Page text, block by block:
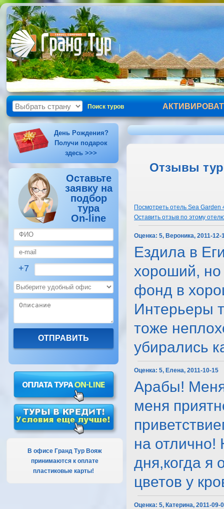
Поиск туров
День Рождения?
Получи подарок
здесь >>>
Оставьте
заявку на
подбор
тура
On-line
+7
В офисе Гранд Тур Вояж
принимаются к оплате
пластиковые карты!
Отзывы
Посмотреть отель Sea Garden
Оставить отзыв по этому
Оценка:5, Вероника, 2011-12-
Ездила в
хороший, но
фонд в
Интерьеры
тоже
убирались
Оценка:5, Елена, 2011-10-15
Арабы!
меня
на отлично!
дня,когда я
цветов у
Оценка:5, Катерина, 2011-09-